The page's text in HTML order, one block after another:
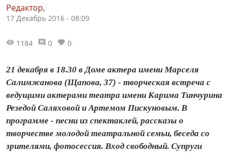
Редактор,
17 Декабрь 2016 - 08:09
1184 0 0
21 декабря в 18.30 в Доме актера имени Марселя
Салимжанова (Щапова, 37) - творческая встреча с
ведущими актерами театра имени Карима Тинчурина
Резедой Саляховой и Артемом Пискуновым. В
программе - песни из спектаклей, рассказы о
творчестве молодой театральной семьи, беседа со
зрителями, фотосессия. Вход свободный. Супруги